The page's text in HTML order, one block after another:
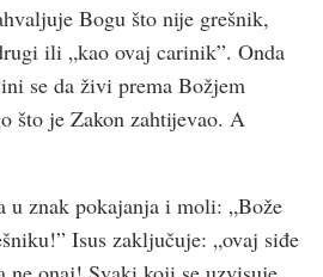
Bogu što nije grešnik,
ili „kao ovaj carinik”. Onda
se da živi prema Božjem
što je Zakon zahtijevao. A
u znak pokajanja i moli: „Bože
Isus zaključuje: „ovaj siđe